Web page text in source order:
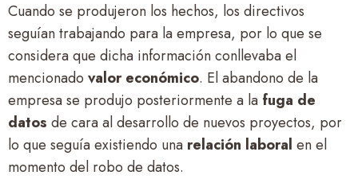
Cuando se produjeron los hechos, los directivos
seguían trabajando para la empresa, por lo que se
considera que dicha información conllevaba el
mencionado valor económico. El abandono de la
empresa se produjo posteriormente a la fuga de
datos de cara al desarrollo de nuevos proyectos, por
lo que seguía existiendo una relación laboral en el
momento del robo de datos.